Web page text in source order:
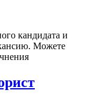
кандидата и
Можете